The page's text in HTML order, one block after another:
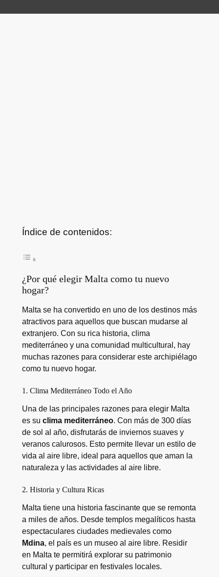
Índice de contenidos:
¿Por qué elegir Malta como tu nuevo
hogar?
Malta se ha convertido en uno de los destinos más
atractivos para aquellos que buscan mudarse al
extranjero. Con su rica historia, clima
mediterráneo y una comunidad multicultural, hay
muchas razones para considerar este archipiélago
como tu nuevo hogar.
1. Clima Mediterráneo Todo el Año
Una de las principales razones para elegir Malta
es su clima mediterráneo. Con más de 300 días
de sol al año, disfrutarás de inviernos suaves y
veranos calurosos. Esto permite llevar un estilo de
vida al aire libre, ideal para aquellos que aman la
naturaleza y las actividades al aire libre.
2. Historia y Cultura Ricas
Malta tiene una historia fascinante que se remonta
a miles de años. Desde templos megalíticos hasta
espectaculares ciudades medievales como
Mdina, el país es un museo al aire libre. Residir
en Malta te permitirá explorar su patrimonio
cultural y participar en festivales locales.